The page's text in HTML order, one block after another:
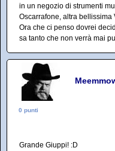
in un negozio di strumenti
Oscarrafone, altra bellissima
Ora che ci penso dovrei
sa tanto che non verrà mai
0 punti
Grande Giuppi! :D